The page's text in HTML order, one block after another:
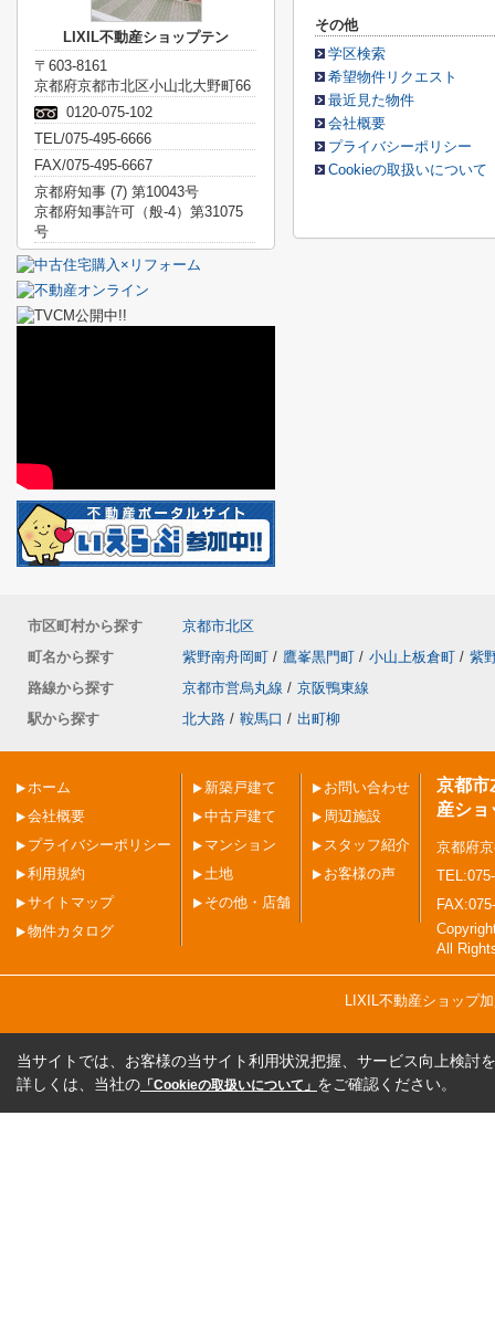
その他
学区検索
希望物件リクエスト
最近見た物件
会社概要
プライバシーポリシー
Cookieの取扱いについて
LIXIL不動産ショップテン
〒603-8161
京都府京都市北区小山北大野町66
0120-075-102
TEL/075-495-6666
FAX/075-495-6667
京都府知事 (7) 第10043号
京都府知事許可（般-4）第31075
号
市区町村から探す
京都市北区
町名から探す
紫野南舟岡町 / 鷹峯黒門町 / 小山上板倉町 / 紫
路線から探す
京都市営烏丸線 / 京阪鴨東線
駅から探す
北大路 / 鞍馬口 / 出町柳
ホーム
会社概要
プライバシーポリシー
利用規約
サイトマップ
物件カタログ
新築戸建て
中古戸建て
マンション
土地
その他・店舗
お問い合わせ
周辺施設
スタッフ紹介
お客様の声
京都市
産ショ
京都府
All
LIXIL不動産ショップ
当サイトでは、お客様の当サイト利用状況把握、サービス向上検討
詳しくは、当社の 「Cookieの取扱いについて」 をご確認ください。